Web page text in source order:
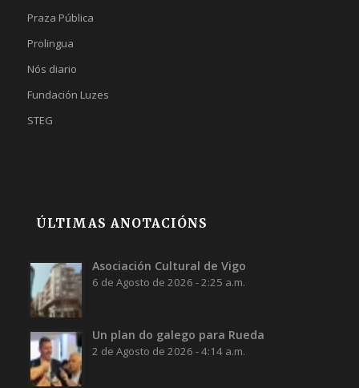
Praza Pública
Prolingua
Nós diario
Fundación Luzes
STEG
ÚLTIMAS ANOTACIÓNS
Asociación Cultural de Vigo
6 de Agosto de 2026 - 2:25 a.m.
Un plan do galego para Rueda
2 de Agosto de 2026 - 4:14 a.m.